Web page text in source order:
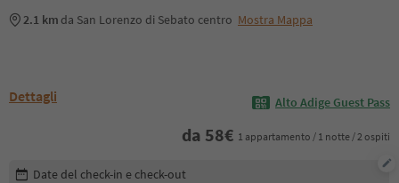
2.1 km da San Lorenzo di Sebato centro Mostra Mappa
Dettagli Alto Adige Guest Pass
da 58€ 1 appartamento / 1 notte / 2 ospiti
Modifica i dettagli della prenotazione
Date del check-in e check-out